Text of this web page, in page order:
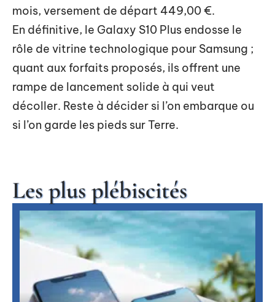
mois, versement de départ 449,00 €.
En définitive, le Galaxy S10 Plus endosse le
rôle de vitrine technologique pour Samsung ;
quant aux forfaits proposés, ils offrent une
rampe de lancement solide à qui veut
décoller. Reste à décider si l’on embarque ou
si l’on garde les pieds sur Terre.
Les plus plébiscités